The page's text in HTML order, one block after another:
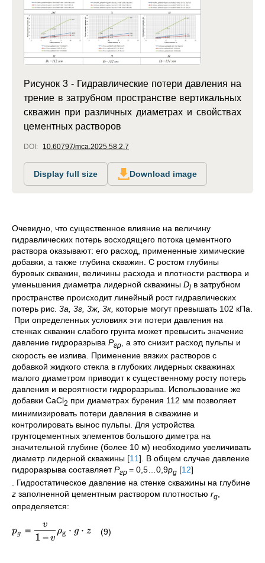
Рисунок 3 - Гидравлические потери давления на
трение в затрубном пространстве вертикальных
скважин при различных диаметрах и свойствах
цементных растворов
DOI: 10.60797/mca.2025.58.2.7
Display full size Download image
Очевидно, что существенное влияние на величину
гидравлических потерь восходящего потока цементного
раствора оказывают: его расход, примененные химические
добавки, а также глубина скважин. С ростом глубины
буровых скважин, величины расхода и плотности раствора и
уменьшения диаметра лидерной скважины Dl в затрубном
пространстве происходит линейный рост гидравлических
потерь рис. 3а, 3г, 3ж, 3к, которые могут превышать 102 кПа.
При определенных условиях эти потери давления на
стенках скважин слабого грунта может превысить значение
давление гидроразрыва Pгр
, а это снизит расход пульпы и
скорость ее излива. Применение вязких растворов с
добавкой жидкого стекла в глубоких лидерных скважинах
малого диаметром приводит к существенному росту потерь
давления и вероятности гидроразрыва. Использование же
добавки CaCl2 при диаметрах бурения 112 мм позволяет
минимизировать потери давления в скважине и
контролировать вынос пульпы. Для устройства
грунтоцементных элементов большого диметра на
значительной глубине (более 10 м) необходимо увеличивать
диаметр лидерной скважины [11] . В общем случае давление
гидроразрыва составляетPгр = 0,5…0,9pg [12]
. Гидростатическое давление на стенке скважины на глубине
z заполненной цементным раствором плотностью rg
определяется:
pg = 1− v
v
ρg ⋅ g ⋅ z (9)